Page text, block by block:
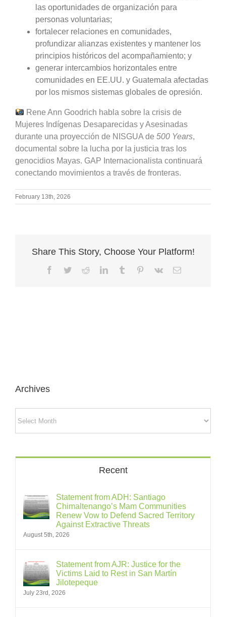
las oportunidades de organización para
personas voluntarias;
fortalecer relaciones en comunidades,
profundizar alianzas existentes y mantener los
principios históricos del acompañamiento; y
generar intercambios horizontales entre
comunidades en EE.UU. y Guatemala afectadas
por los mismos sistemas globales de opresión.
Rene Ann Goodrich habla sobre la crisis de
Mujeres Indígenas Desaparecidas y Asesinadas
durante una proyección de NISGUA de 500 Years,
documental sobre la lucha por la justicia tras los
genocidios Mayas. GAP Internacionalista continuará
conectando movimientos a través de fronteras.
February 13th, 2026
Share This Story, Choose Your Platform!
Facebook
TwitterRedditLinkedInTumblr Pinterest
Vk Email
Archives
Recent
Statement from ADH: Santiago
Chimaltenango’s Mam Communities
Renew Vow to Defend Sacred Territory
Against Extractive Threats
August 5th, 2026
Statement from AJR: Justice for the
Victims Laid to Rest in San Martín
Jilotepeque
July 23rd, 2026